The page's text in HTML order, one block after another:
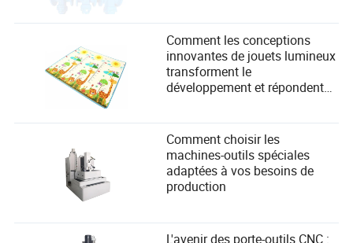
Comment les conceptions
innovantes de jouets lumineux
transforment le
développement et répondent
enfants
Comment choisir les
machines-outils spéciales
adaptées à vos besoins de
production
L'avenir des porte-outils CNC :